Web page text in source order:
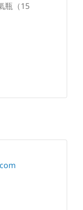
瓶（15